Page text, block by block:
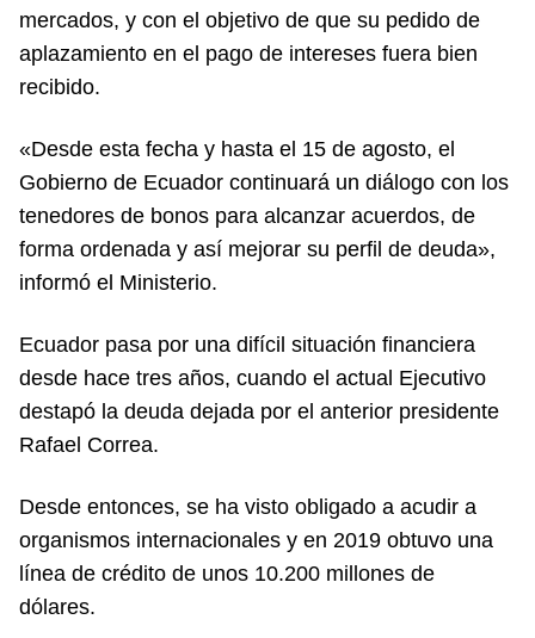
mercados, y con el objetivo de que su pedido de
aplazamiento en el pago de intereses fuera bien
recibido.
«Desde esta fecha y hasta el 15 de agosto, el
Gobierno de Ecuador continuará un diálogo con los
tenedores de bonos para alcanzar acuerdos, de
forma ordenada y así mejorar su perfil de deuda»,
informó el Ministerio.
Ecuador pasa por una difícil situación financiera
desde hace tres años, cuando el actual Ejecutivo
destapó la deuda dejada por el anterior presidente
Rafael Correa.
Desde entonces, se ha visto obligado a acudir a
organismos internacionales y en 2019 obtuvo una
línea de crédito de unos 10.200 millones de
dólares.